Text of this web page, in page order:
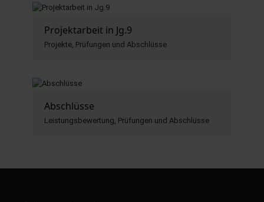
Projektarbeit in Jg.9
Projekte, Prüfungen und Abschlüsse
Abschlüsse
Leistungsbewertung, Prüfungen und Abschlüsse